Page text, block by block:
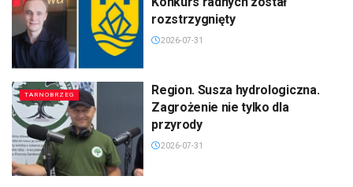
rozstrzygnięty
2026-07-31
TARNOBRZEG
Region. Susza hydrologiczna.
Zagrożenie nie tylko dla
przyrody
2026-07-31